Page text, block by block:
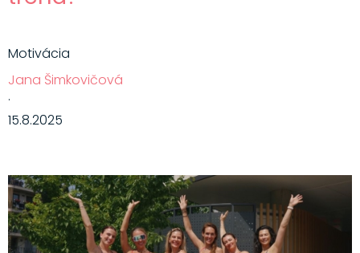
Motivácia
Jana Šimkovičová
·
15.8.2025